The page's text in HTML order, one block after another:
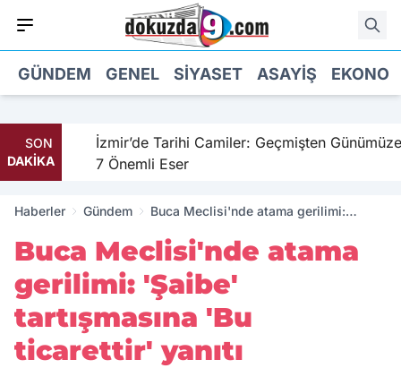
GÜNDEM GENEL SIYASET ASAYIŞ
SON
DAKİKA
İzmir’de Tarihi Camiler: Geçmişten Günümüze
7 Önemli Eser
Haberler Gündem
Buca Meclisi'nde atama gerilimi:
Buca Meclisi'nde atama
gerilimi: 'Şaibe'
tartışmasına 'Bu
ticarettir' yanıtı